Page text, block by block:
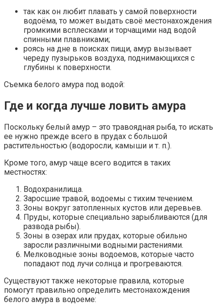
так как он любит плавать у самой поверхности
водоёма, то может выдать своё местонахождения
громкими всплесками и торчащими над водой
спинными плавниками;
роясь на дне в поисках пищи, амур вызывает
череду пузырьков воздуха, поднимающихся с
глубины к поверхности.
Съемка белого амура под водой:
Где и когда лучше ловить амура
Поскольку белый амур – это травоядная рыба, то искать
ее нужно прежде всего в прудах с большой
растительностью (водоросли, камыши и т. п.).
Кроме того, амур чаще всего водится в таких
местностях:
Водохранилища.
Заросшие травой, водоемы с тихим течением.
Зоны вокруг затопленных кустов или деревьев.
Пруды, которые специально зарыбливаются (для
развода рыбы).
Зоны в озерах или прудах, которые обильно
заросли различными водными растениями.
Мелководные зоны водоемов, которые часто
попадают под лучи солнца и прогреваются.
Существуют также некоторые правила, которые
помогут правильно определить местонахождения
белого амура в водоеме: